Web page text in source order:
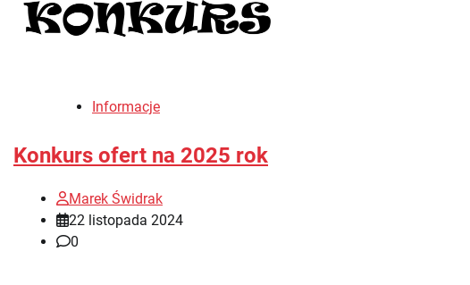
Informacje
Konkurs ofert na 2025 rok
Marek Świdrak
22 listopada 2024
0